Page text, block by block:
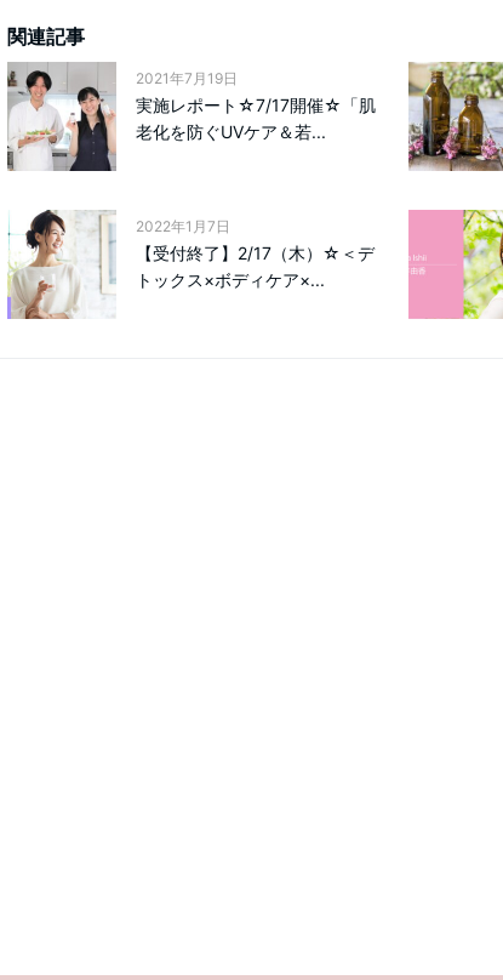
関連記事
2021年7月19日
実施レポート☆7/17開催☆「肌
老化を防ぐUVケア＆若...
2022年1月7日
【受付終了】2/17（木）☆＜デ
トックス×ボディケア×...